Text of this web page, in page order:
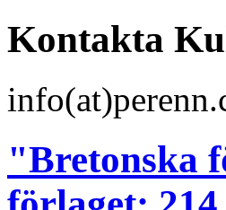
Kontakta
"Bretonska